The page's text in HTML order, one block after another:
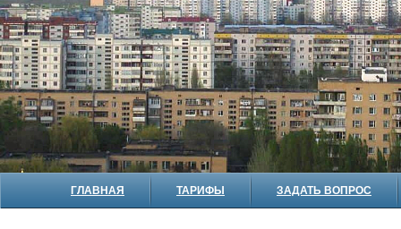
ГЛАВНАЯ ТАРИФЫ ЗАДАТЬ ВОПРОС